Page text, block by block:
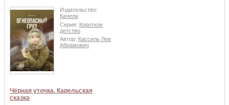
Издательство:
Качели
Серия: Короткое
детство
Автор: Кассиль Лев
Абрамович
Чёрная уточка. Карельская
сказка